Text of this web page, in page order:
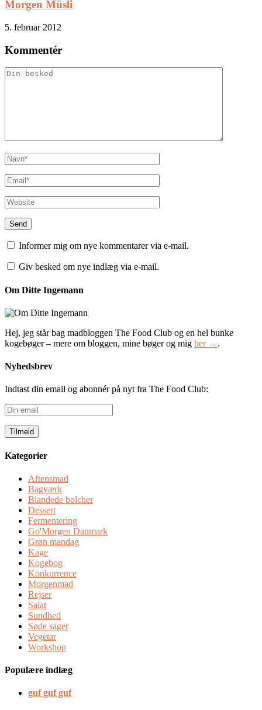
Morgen Müsli
5. februar 2012
Kommentér
Informer mig om nye kommentarer via e-mail.
Giv besked om nye indlæg via e-mail.
Om Ditte Ingemann
Hej, jeg står bag madbloggen The Food Club og en hel bunke
kogebøger – mere om bloggen, mine bøger og mig her → .
Nyhedsbrev
Indtast din email og abonnér på nyt fra The Food Club:
Din
email
Kategorier
Aftensmad
Bagværk
Blandede bolcher
Dessert
Fermentering
Go'Morgen Danmark
Grøn mandag
Kage
Kogebog
Konkurrence
Morgenmad
Rejser
Salat
Sundhed
Søde sager
Vegetar
Workshop
Populære indlæg
guf guf guf